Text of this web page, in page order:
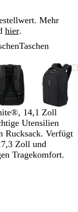
Mehr
hier.
Taschen
verkleinerbares
Vergrößer-/
Bild
Zoom
Minimum
Klicken
zum
Vergrößern
Verwenden
die
Tasten
+
und
-
zum
Zoomen
Bild
Zoom
auf
zum
Sie
Tasten
+
und
-
zum
14,1 Zoll
Utensilien
Rucksack. Verfügt
Zoll und
Tragekomfort.